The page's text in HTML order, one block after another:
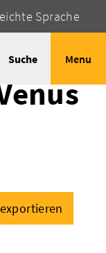
Sprache
Suche Menu